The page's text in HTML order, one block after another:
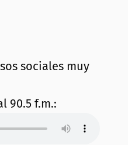
sociales muy
90.5 f.m.: